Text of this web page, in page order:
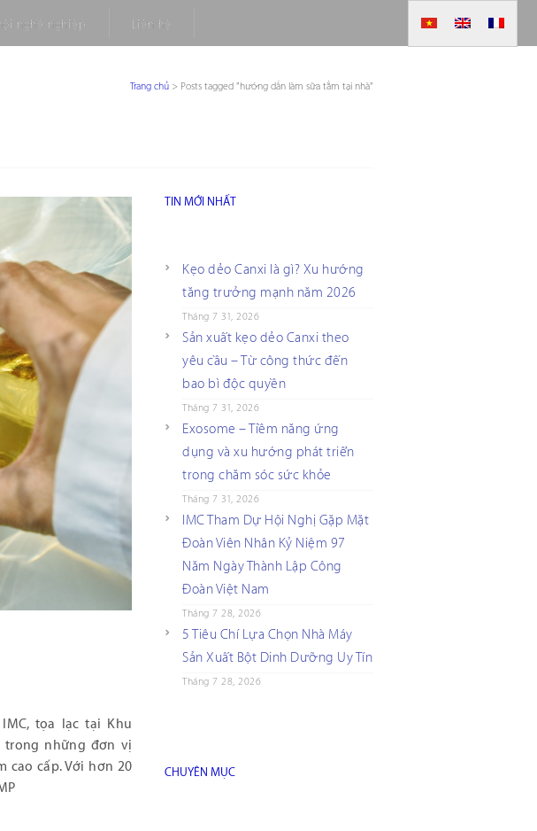
nghề nghiệp Liên hệ
Trang chủ > Posts tagged "hướng dẫn làm sữa tắm tại nhà"
tọa lạc tại Khu
trong những đơn vị
cao cấp. Với hơn 20
TIN MỚI NHẤT
Kẹo dẻo Canxi là gì? Xu hướng
tăng trưởng mạnh năm 2026
Tháng 7 31, 2026
Sản xuất kẹo dẻo Canxi theo
yêu cầu – Từ công thức đến
bao bì độc quyền
Tháng 7 31, 2026
Exosome – Tiềm năng ứng
dụng và xu hướng phát triển
trong chăm sóc sức khỏe
Tháng 7 31, 2026
IMC Tham Dự Hội Nghị Gặp Mặt
Đoàn Viên Nhân Kỷ Niệm 97
Năm Ngày Thành Lập Công
Đoàn Việt Nam
Tháng 7 28, 2026
5 Tiêu Chí Lựa Chọn Nhà Máy
Sản Xuất Bột Dinh Dưỡng Uy Tín
Tháng 7 28, 2026
CHUYÊN MỤC